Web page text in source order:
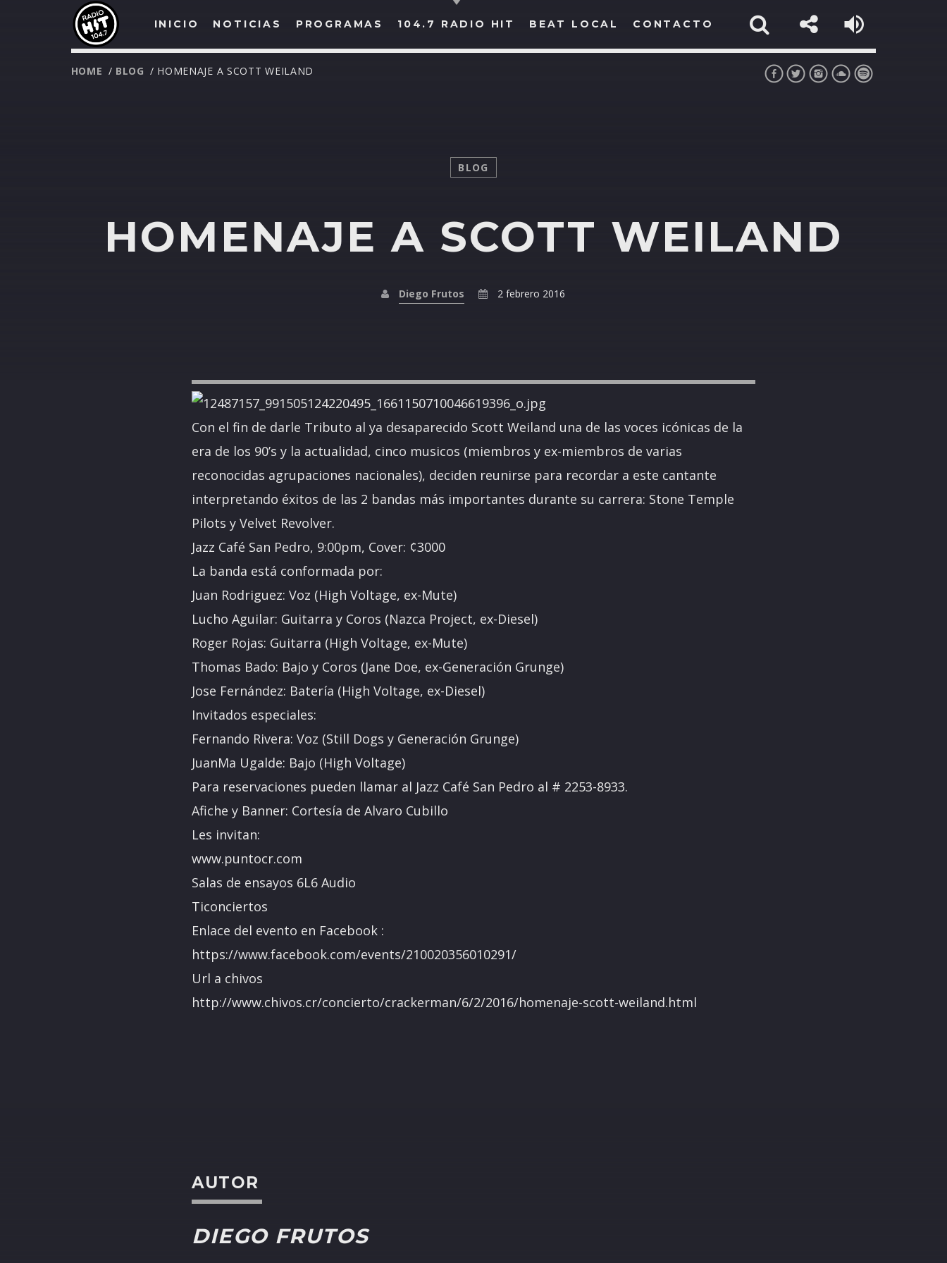
INICIO NOTICIAS PROGRAMAS 104.7 RADIO HIT BEAT LOCAL CONTACTO
BUSCAR EN RADIO HIT
COMPARTE EN...
Twitter Facebook Whatsapp
HOME / BLOG / HOMENAJE A SCOTT WEILAND
BLOG
HOMENAJE A SCOTT WEILAND
Diego Frutos 2 febrero 2016
Con el fin de darle Tributo al ya desaparecido Scott Weiland una de las voces icónicas de la
era de los 90’s y la actualidad, cinco musicos (miembros y ex-miembros de varias
reconocidas agrupaciones nacionales), deciden reunirse para recordar a este cantante
interpretando éxitos de las 2 bandas más importantes durante su carrera: Stone Temple
Pilots y Velvet Revolver.
Jazz Café San Pedro, 9:00pm, Cover: ¢3000
La banda está conformada por:
Juan Rodriguez: Voz (High Voltage, ex-Mute)
Lucho Aguilar: Guitarra y Coros (Nazca Project, ex-Diesel)
Roger Rojas: Guitarra (High Voltage, ex-Mute)
Thomas Bado: Bajo y Coros (Jane Doe, ex-Generación Grunge)
Jose Fernández: Batería (High Voltage, ex-Diesel)
Invitados especiales:
Fernando Rivera: Voz (Still Dogs y Generación Grunge)
JuanMa Ugalde: Bajo (High Voltage)
Para reservaciones pueden llamar al Jazz Café San Pedro al # 2253-8933.
Afiche y Banner: Cortesía de Alvaro Cubillo
Les invitan:
www.puntocr.com
Salas de ensayos 6L6 Audio
Ticonciertos
Enlace del evento en Facebook :
https://www.facebook.com/events/210020356010291/
Url a chivos
http://www.chivos.cr/concierto/crackerman/6/2/2016/homenaje-scott-weiland.html
AUTOR
DIEGO FRUTOS